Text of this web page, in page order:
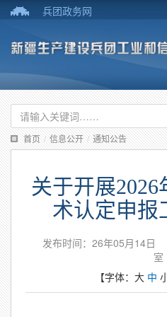
兵团政务网
首页 / 信息公开 / 通知公告
关于开展
术认定申报
发布时间：26年05月14日
室
【字体： 大 中